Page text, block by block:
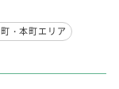
・本町エリア